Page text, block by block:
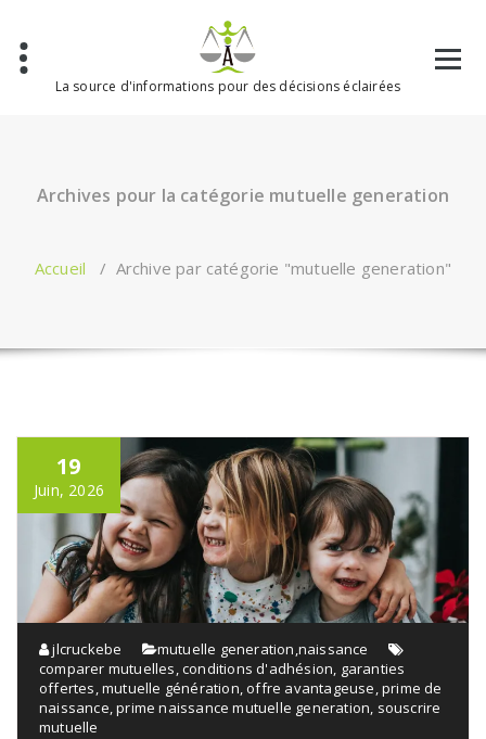
contenu
La source d'informations pour des décisions éclairées
Archives pour la catégorie mutuelle generation
Accueil / Archive par catégorie "mutuelle generation"
19
Juin, 2026
jlcruckebe mutuelle generation,naissance
comparer mutuelles,conditions d'adhésion, garanties
offertes,mutuelle génération,offre avantageuse,prime de
naissance,prime naissance mutuelle generation, souscrire
mutuelle